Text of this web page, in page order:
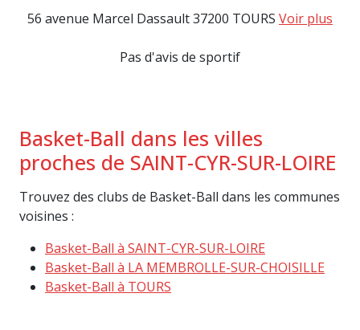
56 avenue Marcel Dassault 37200 TOURS Voir plus
Pas d'avis de sportif
Basket-Ball dans les villes
proches de SAINT-CYR-SUR-LOIRE
Trouvez des clubs de Basket-Ball dans les communes
voisines :
Basket-Ball à SAINT-CYR-SUR-LOIRE
Basket-Ball à LA MEMBROLLE-SUR-CHOISILLE
Basket-Ball à TOURS